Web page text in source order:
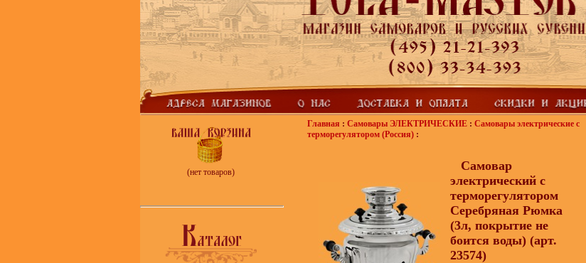
(нет товаров)
Главная : Самовары ЭЛЕКТРИЧЕСКИЕ: Самовары электрические с
терморегулятором (Россия):
Самовар
электрический с
терморегулятором
Серебряная Рюмка
(3л, покрытие не
боится воды) (арт.
23574)